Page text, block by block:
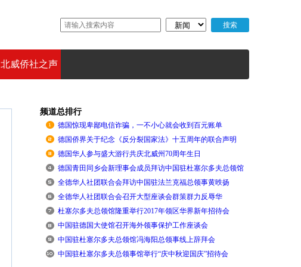
北威侨社之声
频道总排行
德国惊现卑鄙电信诈骗，一不小心就会收到百元账单
德国侨界关于纪念《反分裂国家法》十五周年的联合声明
德国华人参与盛大游行共庆北威州70周年生日
德国青田同乡会新理事会成员拜访中国驻杜塞尔多夫总领馆
全德华人社团联合会拜访中国驻法兰克福总领事黄昳扬
全德华人社团联合会召开大型座谈会群策群力反辱华
杜塞尔多夫总领馆隆重举行2017年领区华界新年招待会
中国驻德国大使馆召开海外领事保护工作座谈会
中国驻杜塞尔多夫总领馆冯海阳总领事线上辞拜会
中国驻杜塞尔多夫总领事馆举行“庆中秋迎国庆”招待会